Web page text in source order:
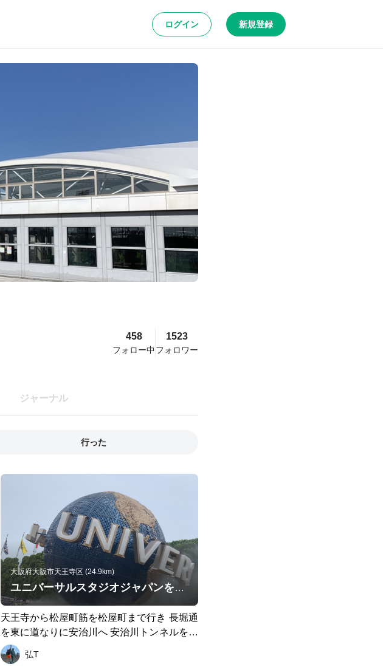
ログイン 新規登録
458
フォロー中
1523
フォロワー
ジャーナル
行った
大阪府大阪市天王寺区 (24.9km)
ユニバーサルスタジオジャパンをかすめてグルっと２５ｋｍ
天王寺から松屋町筋を松屋町まで行き 長堀通
を東に道なりに安治川へ 安治川トンネルを地
上に上がってきたら 東へJR安治川口駅 ユ
ニバーサルシティー駅 桜島駅と来て 桜島
弘T